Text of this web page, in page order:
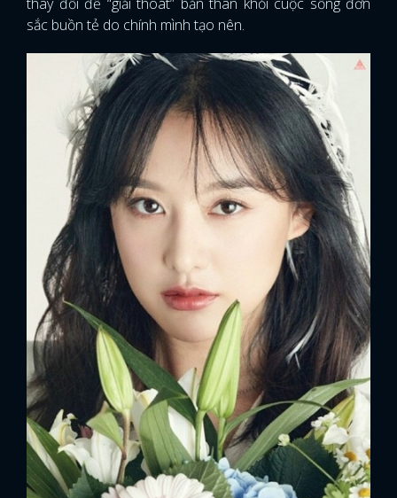
sắc buồn tẻ do chính mình tạo nên.